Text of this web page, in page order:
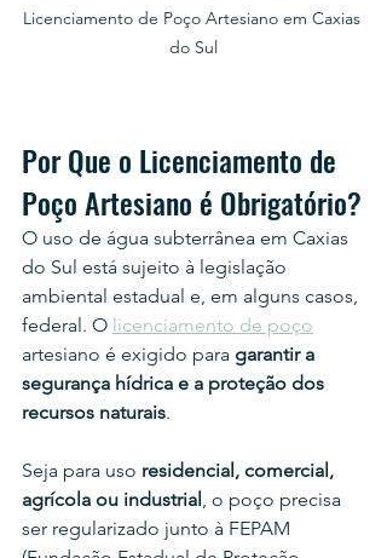
Licenciamento de Poço Artesiano em Caxias
do Sul
Por Que o Licenciamento de
Poço Artesiano é Obrigatório?
O uso de água subterrânea em Caxias
do Sul está sujeito à legislação
ambiental estadual e, em alguns casos,
federal. O licenciamento de poço
artesiano é exigido para garantir a
segurança hídrica e a proteção dos
recursos naturais.
Seja para uso residencial, comercial,
agrícola ou industrial, o poço precisa
ser regularizado junto à FEPAM